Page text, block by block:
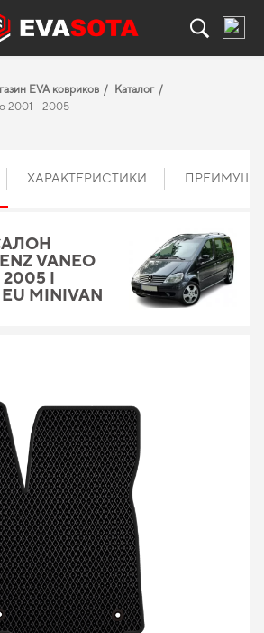
EVA ковриков
Каталог
2001 - 2005
ХАРАКТЕРИСТИКИ
VANEO
2005 I
MINIVAN